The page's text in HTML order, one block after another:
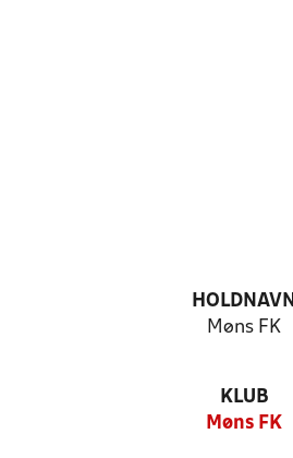
HOLDNAVN
Møns FK
KLUB
Møns FK